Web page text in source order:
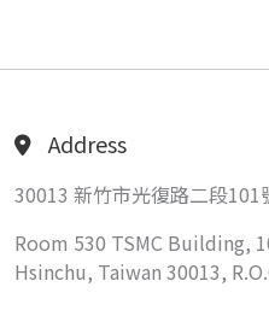
Address
30013 新竹市光復路二段101
Room 530 TSMC Building,
Hsinchu, Taiwan 30013,